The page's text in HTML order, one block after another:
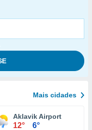
Mais cidades
Aklavik Airport
12° 6°